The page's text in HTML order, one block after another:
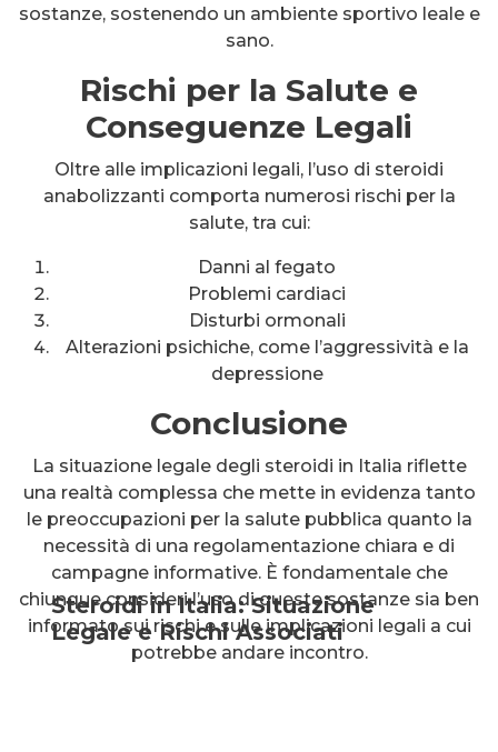
Steroidi in Italia: Situazione
Legale e Rischi Associati
sostanze, sostenendo un ambiente sportivo leale e
sano.
Rischi per la Salute e
Conseguenze Legali
Oltre alle implicazioni legali, l’uso di steroidi
anabolizzanti comporta numerosi rischi per la
salute, tra cui:
Danni al fegato
Problemi cardiaci
Disturbi ormonali
Alterazioni psichiche, come l’aggressività e la
depressione
Conclusione
La situazione legale degli steroidi in Italia riflette
una realtà complessa che mette in evidenza tanto
le preoccupazioni per la salute pubblica quanto la
necessità di una regolamentazione chiara e di
campagne informative. È fondamentale che
chiunque consideri l’uso di queste sostanze sia ben
informato sui rischi e sulle implicazioni legali a cui
potrebbe andare incontro.